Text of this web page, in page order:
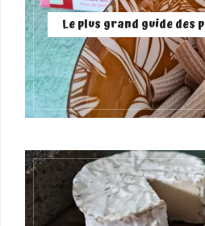
Le plus grand guide des